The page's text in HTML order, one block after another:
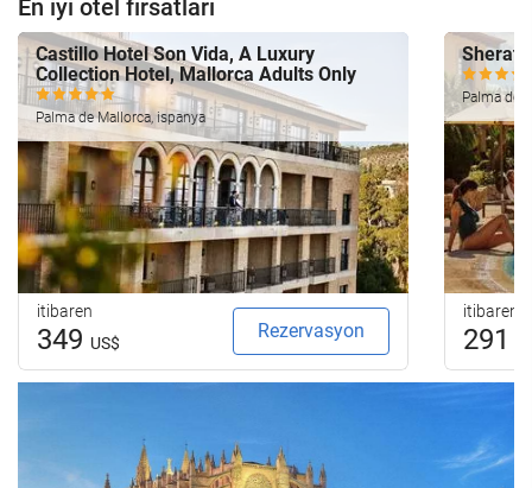
En iyi otel fırsatları
Castillo Hotel Son Vida, A Luxury
Collection Hotel, Mallorca Adults Only
Palma de Mallorca, ispanya
itibaren
349 US$
Rezervasyon
Palma de
itibaren
291